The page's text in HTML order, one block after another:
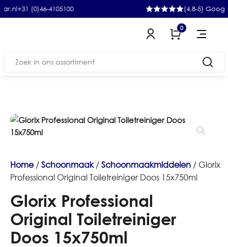
(0)46-4105100 (4,8-5) Google
0
Zoeken
Home/Schoonmaak/Schoonmaakmiddelen / Glorix
Professional Original Toiletreiniger Doos 15x750ml
Glorix Professional
Original Toiletreiniger
Doos 15x750ml